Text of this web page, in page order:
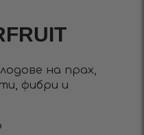
на прах,
фибри и